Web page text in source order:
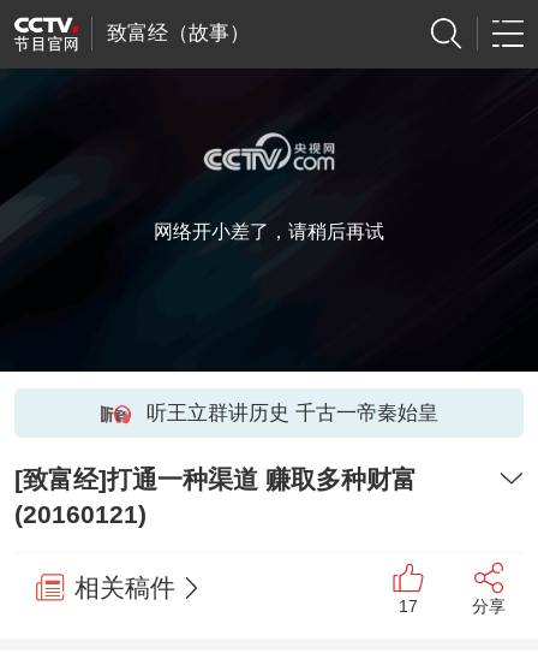
致富经（故事）
网络开小差了，请稍后再试
听王立群讲历史 千古一帝秦始皇
[致富经]打通一种渠道 赚取多种财富
(20160121)
相关稿件
17 分享